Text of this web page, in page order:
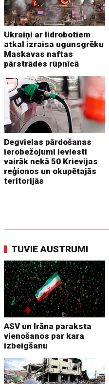
Ukraiņi ar lidrobotiem
atkal izraisa ugunsgrēku
Maskavas naftas
pārstrādes rūpnīcā
Degvielas pārdošanas
ierobežojumi ieviesti
vairāk nekā 50 Krievijas
reģionos un okupētajās
teritorijās
TUVIE AUSTRUMI
ASV un Irāna paraksta
vienošanos par kara
izbeigšanu